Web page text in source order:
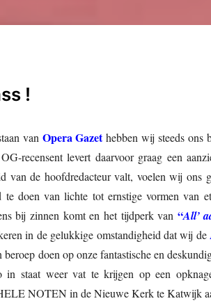
!
van Opera Gazethebben wij steeds ons
recensent levert daarvoor graag een
van de hoofdredacteur valt, voelen wij ons
te doen van lichte tot ernstige vormen van
bij zinnen komt en het tijdperk van “All’
in de gelukkige omstandigheid dat wij de
beroep doen op onze fantastische en
in staat weer vat te krijgen op een
NOTEN in de Nieuwe Kerk te Katwijk